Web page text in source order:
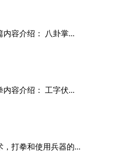
内容介绍： 八卦掌...
内容介绍： 工字伏...
，打拳和使用兵器的...